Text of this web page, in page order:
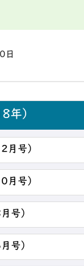
日
年）
月号）
月号）
号）
号）